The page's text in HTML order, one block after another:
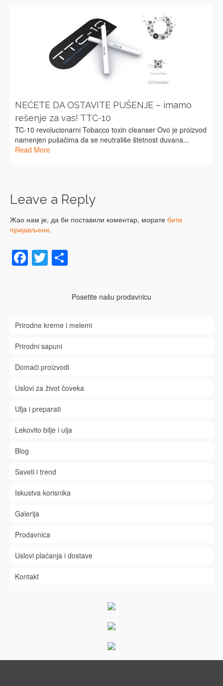
NEĆETE DA OSTAVITE PUŠENJE – imamo
rešenje za vas! TTC-10
TC-10 revolucionarni Tobacco toxin cleanser Ovo je proizvod
namenjen pušačima da se neutrališe štetnost duvana...
Read More
Leave a Reply
Жао нам је, да би поставили коментар, морате бити
пријављени.
Facebook
Twitter
Posetite našu prodavnicu
Prirodne kreme i melemi
Prirodni sapuni
Domaći proizvodi
Uslovi za život čoveka
Ulja i preparati
Lekovito bilje i ulja
Blog
Saveti i trend
Iskustva korisnika
Galerija
Prodavnica
Uslovi plaćanja i dostave
Kontakt